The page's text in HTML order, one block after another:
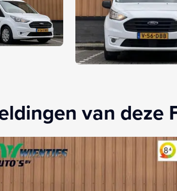
verlichting
in hoogte verstelbaar
Kleur wit
van deze